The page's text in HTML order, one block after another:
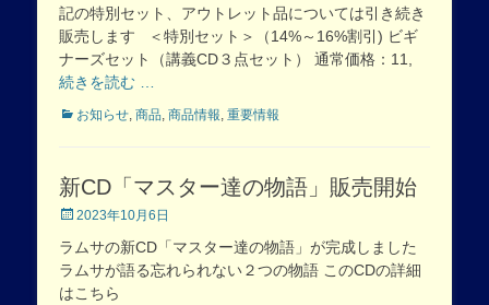
記の特別セット、アウトレット品については引き続き
販売します ＜特別セット＞（14%～16%割引) ビギ
ナーズセット（講義CD３点セット） 通常価格：11,
続きを読む …
Categories
お知らせ, 商品, 商品情報, 重要情報
新CD「マスター達の物語」販売開始
Posted
2023年10月6日
ラムサの新CD「マスター達の物語」が完成しました
ラムサが語る忘れられない２つの物語 このCDの詳細
はこちら